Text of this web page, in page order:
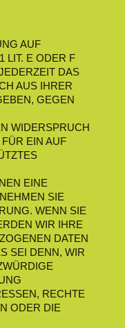
AUF
LIT. E ODER F
DAS
AUS IHRER
GEGEN
WIDERSPRUCH
EIN AUF
EINE
SIE
WENN SIE
WIR IHRE
DATEN
SEI DENN, WIR
RECHTE
ODER DIE